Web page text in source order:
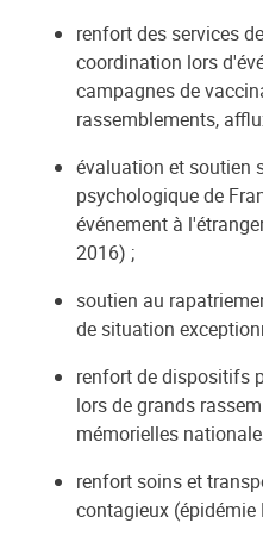
renfort des services
coordination lors
campagnes de
rassemblements,
évaluation et soutien
psychologique de
événement à
2016) ;
soutien au
de situation
renfort de dispositifs
lors de grands
mémorielles
renfort soins et
contagieux (épidémie